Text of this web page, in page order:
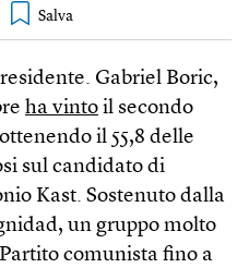
Gabriel Boric,
ha vinto il secondo
il 55,8 delle
sul candidato di
Kast. Sostenuto dalla
un gruppo molto
comunista fino a